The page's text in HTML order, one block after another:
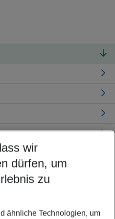
your best
wir
dürfen, um
zu
ähnliche Technologien, um